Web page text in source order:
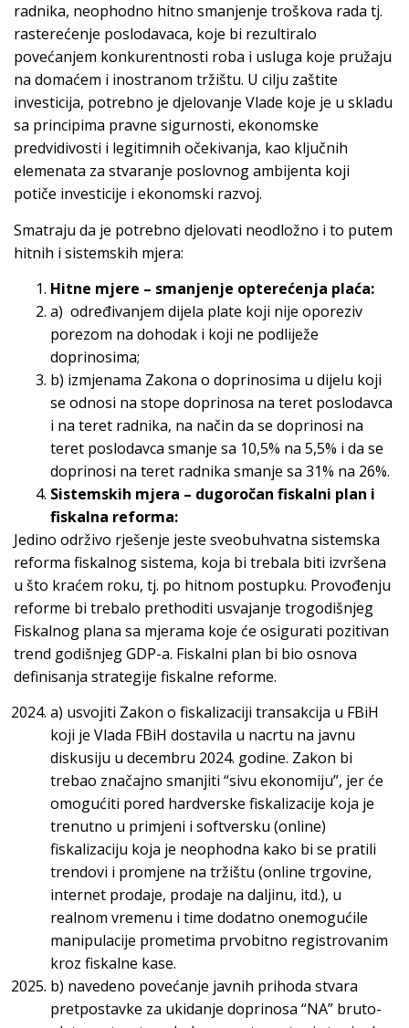
radnika, neophodno hitno smanjenje troškova rada tj.
rasterećenje poslodavaca, koje bi rezultiralo
povećanjem konkurentnosti roba i usluga koje pružaju
na domaćem i inostranom tržištu. U cilju zaštite
investicija, potrebno je djelovanje Vlade koje je u skladu
sa principima pravne sigurnosti, ekonomske
predvidivosti i legitimnih očekivanja, kao ključnih
elemenata za stvaranje poslovnog ambijenta koji
potiče investicije i ekonomski razvoj.
Smatraju da je potrebno djelovati neodložno i to putem
hitnih i sistemskih mjera:
Hitne mjere – smanjenje opterećenja plaća:
a) određivanjem dijela plate koji nije oporeziv
porezom na dohodak i koji ne podliježe
doprinosima;
b) izmjenama Zakona o doprinosima u dijelu koji
se odnosi na stope doprinosa na teret poslodavca
i na teret radnika, na način da se doprinosi na
teret poslodavca smanje sa 10,5% na 5,5% i da se
doprinosi na teret radnika smanje sa 31% na 26%.
Sistemskih mjera – dugoročan fiskalni plan i
fiskalna reforma:
Jedino održivo rješenje jeste sveobuhvatna sistemska
reforma fiskalnog sistema, koja bi trebala biti izvršena
u što kraćem roku, tj. po hitnom postupku. Provođenju
reforme bi trebalo prethoditi usvajanje trogodišnjeg
Fiskalnog plana sa mjerama koje će osigurati pozitivan
trend godišnjeg GDP-a. Fiskalni plan bi bio osnova
definisanja strategije fiskalne reforme.
a) usvojiti Zakon o fiskalizaciji transakcija u FBiH
koji je Vlada FBiH dostavila u nacrtu na javnu
diskusiju u decembru 2024. godine. Zakon bi
trebao značajno smanjiti “sivu ekonomiju”, jer će
omogućiti pored hardverske fiskalizacije koja je
trenutno u primjeni i softversku (online)
fiskalizaciju koja je neophodna kako bi se pratili
trendovi i promjene na tržištu (online trgovine,
internet prodaje, prodaje na daljinu, itd.), u
realnom vremenu i time dodatno onemogućile
manipulacije prometima prvobitno registrovanim
kroz fiskalne kase.
b) navedeno povećanje javnih prihoda stvara
pretpostavke za ukidanje doprinosa “NA” bruto-